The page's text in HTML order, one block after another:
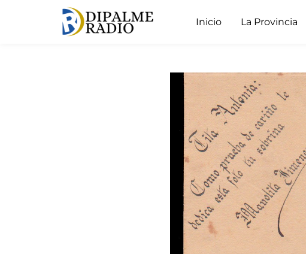
Inicio
La Provincia
Los retratos